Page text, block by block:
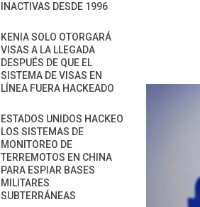
INACTIVAS DESDE 1996
KENIA SOLO OTORGARÁ
VISAS A LA LLEGADA
DESPUÉS DE QUE EL
SISTEMA DE VISAS EN
LÍNEA FUERA HACKEADO
ESTADOS UNIDOS HACKEO
LOS SISTEMAS DE
MONITOREO DE
TERREMOTOS EN CHINA
PARA ESPIAR BASES
MILITARES
SUBTERRÁNEAS